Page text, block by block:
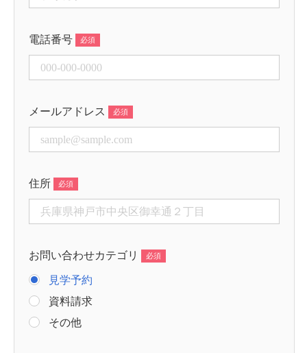
電話番号
メールアドレス
住所
お問い合わせカテゴリ
見学予約
資料請求
その他